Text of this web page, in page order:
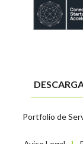
Portfolio de